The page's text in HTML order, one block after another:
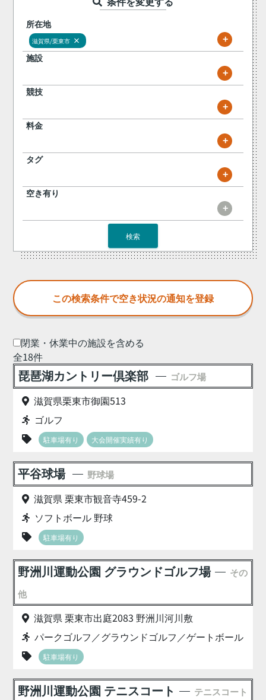
閉業・休業中の施設を含める
全18件
琵琶湖カントリー倶楽部 ゴルフ場
滋賀県栗東市御園513
ゴルフ
駐車場有り 大会開催実績有り
平谷球場 野球場
滋賀県 栗東市観音寺459-2
ソフトボール 野球
駐車場有り
野洲川運動公園 グラウンドゴルフ場
その
他
滋賀県 栗東市出庭2083 野洲川河川敷
パークゴルフ／グラウンドゴルフ／ゲートボール
駐車場有り
野洲川運動公園 テニスコート テニスコート
所在地
滋賀県/栗東市 × +
施設
+
競技
+
料金
+
タグ
+
空き有り
+
検索